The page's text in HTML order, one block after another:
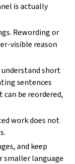
is actually
Rewording or
visible reason
short
sentences
be reordered,
work does not
and keep
language